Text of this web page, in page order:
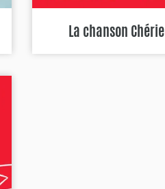
La chanson Chérie